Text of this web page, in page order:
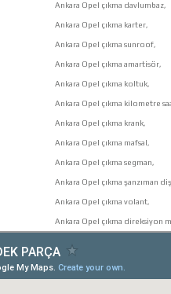
Ankara Opel çıkma davlumbaz,
Ankara Opel çıkma karter,
Ankara Opel çıkma sunroof,
Ankara Opel çıkma amartisör,
Ankara Opel çıkma koltuk,
Ankara Opel çıkma kilometre
Ankara Opel çıkma krank,
Ankara Opel çıkma mafsal,
Ankara Opel çıkma segman,
Ankara Opel çıkma şanzıman
Ankara Opel çıkma volant,
Ankara Opel çıkma direksiyon